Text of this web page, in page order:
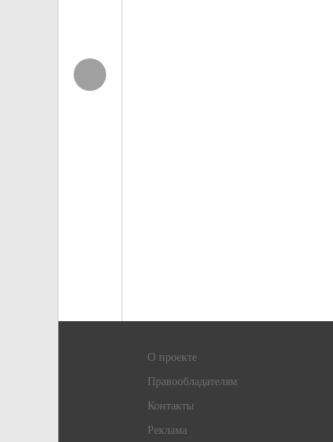
О проекте
Правообладателям
Контакты
Реклама